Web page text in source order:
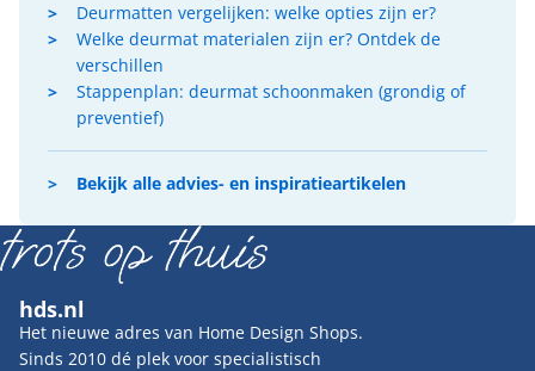
Deurmatten vergelijken: welke opties zijn er?
Welke deurmat materialen zijn er? Ontdek de
verschillen
Stappenplan: deurmat schoonmaken (grondig of
preventief)
Bekijk alle advies- en inspiratieartikelen
hds.nl
Het nieuwe adres van Home Design Shops.
Sinds 2010 dé plek voor specialistisch